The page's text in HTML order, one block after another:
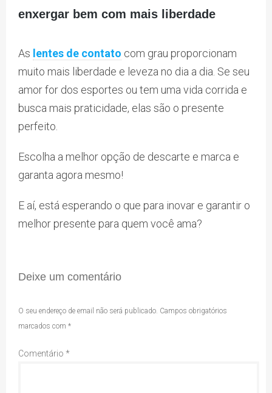
enxergar bem com mais liberdade
As lentes de contato com grau proporcionam
muito mais liberdade e leveza no dia a dia. Se seu
amor for dos esportes ou tem uma vida corrida e
busca mais praticidade, elas são o presente
perfeito.
Escolha a melhor opção de descarte e marca e
garanta agora mesmo!
E aí, está esperando o que para inovar e garantir o
melhor presente para quem você ama?
Deixe um comentário
O seu endereço de email não será publicado. Campos obrigatórios
marcados com *
Comentário *